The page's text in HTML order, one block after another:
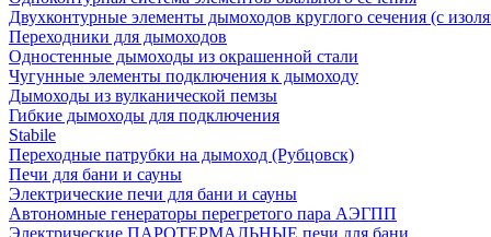
Двухконтурные элементы дымоходов круглого сечения (с
Переходники для дымоходов
Одностенные дымоходы из окрашенной стали
Чугунные элементы подключения к дымоходу
Дымоходы из вулканической пемзы
Гибкие дымоходы для подключения
Stabile
Переходные патрубки на дымоход (Рубцовск)
Печи для бани и сауны
Электрические печи для бани и сауны
Автономные генераторы перегретого пара АЭГПП
Электрические ПАРОТЕРМАЛЬНЫЕ печи для бани